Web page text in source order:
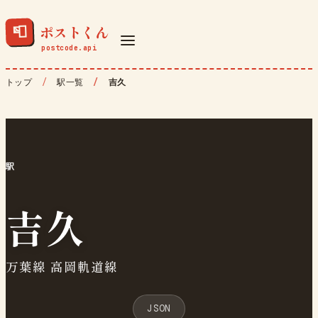
📮 ポストくん
トップ 駅一覧 吉久
駅
吉久
万葉線 高岡軌道線
JSON